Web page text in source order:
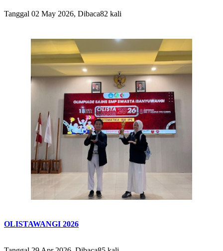
Tanggal 02 May 2026, Dibaca82 kali
OLISTAWANGI 2026